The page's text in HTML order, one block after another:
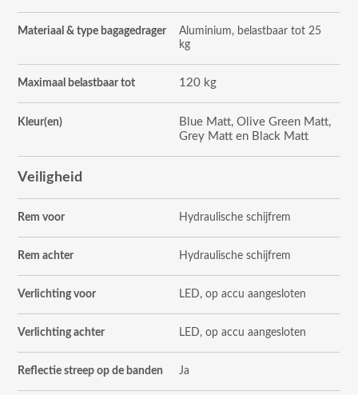
Materiaal & type bagagedrager
Aluminium, belastbaar tot 25
kg
Maximaal belastbaar tot 120 kg
Kleur(en)
Blue Matt, Olive Green Matt,
Grey Matt en Black Matt
Veiligheid
Rem voor Hydraulische schijfrem
Rem achter Hydraulische schijfrem
Verlichting voor LED, op accu aangesloten
Verlichting achter LED, op accu aangesloten
Reflectie streep op de banden Ja